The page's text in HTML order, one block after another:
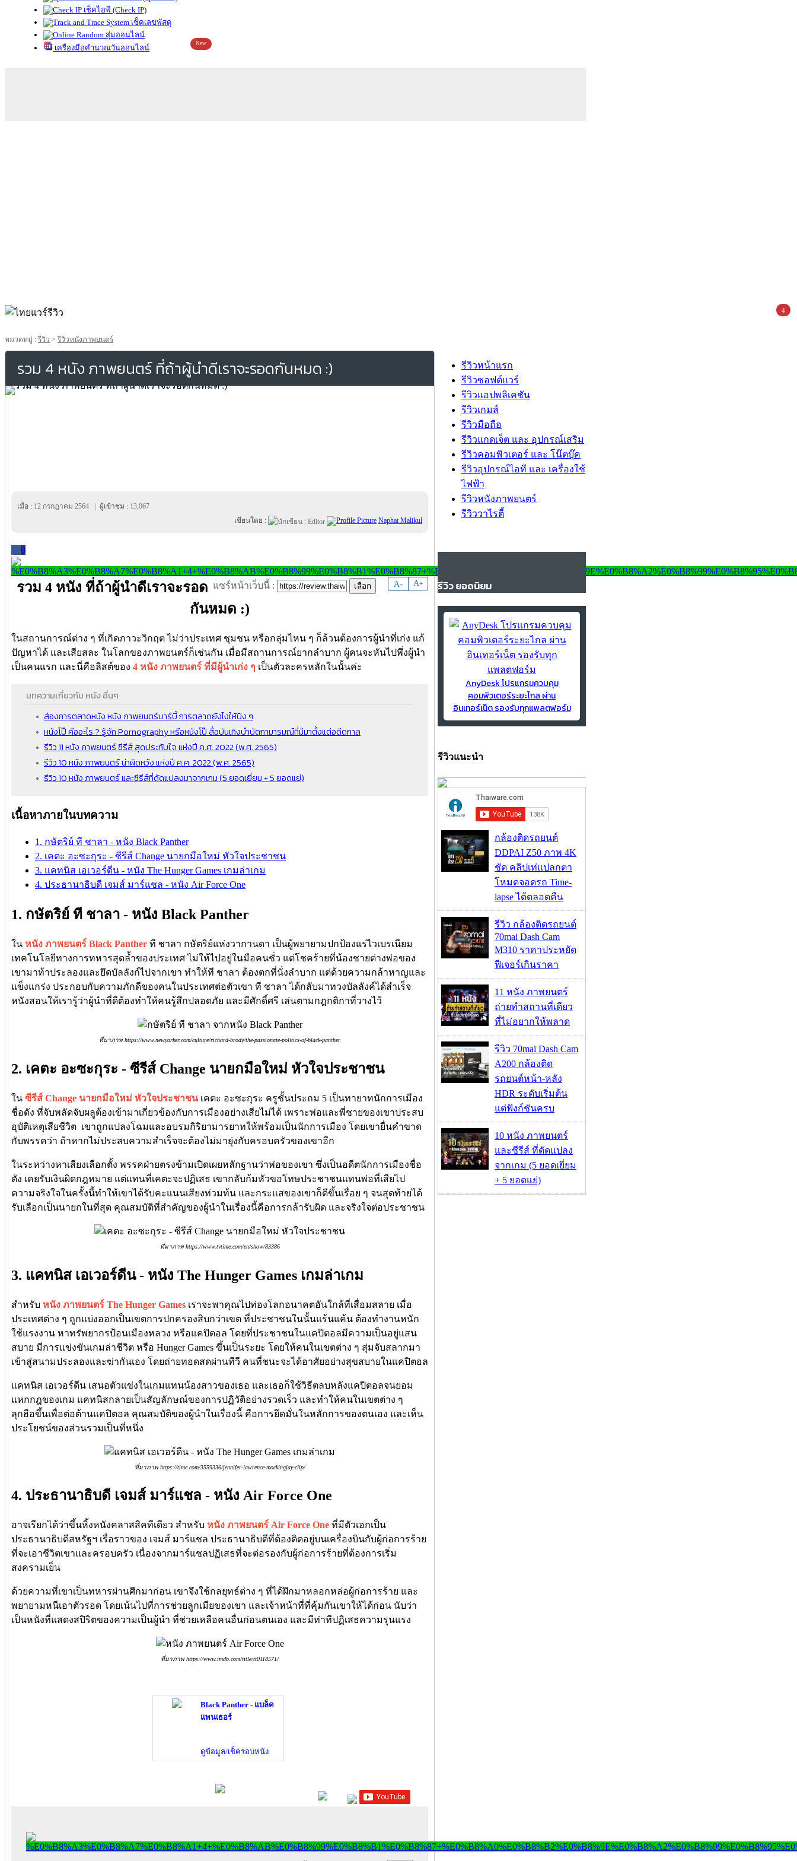
เช็คไอพี (Check IP)
เช็คเลขพัสดุ
สุ่มออนไลน์
เครื่องมือคำนวณวันออนไลน์
New
หมวดหมู่ :รีวิว >รีวิวหนังภาพยนตร์
รวม 4 หนัง ภาพยนตร์ ที่ถ้าผู้นำดีเราจะรอดกันหมด :)
เมื่อ : 12 กรกฎาคม 2564 ผู้เข้าชม : 13,067
เขียนโดย :
Naphat Malikul
0
A- A+
แชร์หน้าเว็บนี้ :
รวม 4 หนัง ที่ถ้าผู้นำดีเราจะรอด
กันหมด :)
ในสถานการณ์ต่าง ๆ ที่เกิดภาวะวิกฤต ไม่ว่าประเทศ ชุมชน หรือกลุ่มไหน ๆ ก็ล้วนต้องการผู้นำที่เก่ง แก้
ปัญหาได้ และเสียสละ ในโลกของภาพยนตร์ก็เช่นกัน เมื่อมีสถานการณ์ยากลำบาก ผู้คนจะหันไปพึ่งผู้นำ
เป็นคนแรก และนี่คือลิสต์ของ 4 หนัง ภาพยนตร์ ที่มีผู้นำเก่ง ๆ เป็นตัวละครหลักในนั้นค่ะ
บทความเกี่ยวกับ หนัง อื่นๆ
ส่องการตลาดหนัง หนัง ภาพยนตร์บาร์บี้ การตลาดยังไงให้ปัง ๆ
หนังโป๊ คืออะไร ? รู้จัก Pornography หรือหนังโป๊ สื่อบันเทิงบำบัดกามารมณ์ที่มีมาตั้งแต่อดีตกาล
รีวิว 11 หนัง ภาพยนตร์ ซีรีส์ สุดประทับใจ แห่งปี ค.ศ. 2022 (พ.ศ. 2565)
รีวิว 10 หนัง ภาพยนตร์ น่าผิดหวัง แห่งปี ค.ศ. 2022 (พ.ศ. 2565)
รีวิว 10 หนัง ภาพยนตร์ และซีรีส์ที่ดัดแปลงมาจากเกม (5 ยอดเยี่ยม + 5 ยอดแย่)
เนื้อหาภายในบทความ
1. กษัตริย์ ที ชาลา - หนัง Black Panther
2. เคตะ อะซะกุระ - ซีรีส์ Change นายกมือใหม่ หัวใจประชาชน
3. แคทนิส เอเวอร์ดีน - หนัง The Hunger Games เกมล่าเกม
4. ประธานาธิบดี เจมส์ มาร์แชล - หนัง Air Force One
1. กษัตริย์ ที ชาลา - หนัง Black Panther
ใน หนัง ภาพยนตร์ Black Panther ที ชาลา กษัตริย์แห่งวากานดา เป็นผู้พยายามปกป้องแร่ไวเบรเนียม
เทคโนโลยีทางการทหารสุดล้ำของประเทศ ไม่ให้ไปอยู่ในมือคนชั่ว แต่โชคร้ายที่น้องชายต่างพ่อของ
เขามาท้าประลองและยึดบัลลังก์ไปจากเขา ทำให้ที ชาลา ต้องตกที่นั่งลำบาก แต่ด้วยความกล้าหาญและ
แข็งแกร่ง ประกอบกับความภักดีของคนในประเทศต่อตัวเขา ที ชาลา ได้กลับมาทวงบัลลังค์ได้สำเร็จ
หนังสอนให้เรารู้ว่าผู้นำที่ดีต้องทำให้คนรู้สึกปลอดภัย และมีศักดิ์ศรี เล่นตามกฎกติกาที่วางไว้
ที่มาภาพ https://www.newyorker.com/culture/richard-brody/the-passionate-politics-of-black-panther
2. เคตะ อะซะกุระ - ซีรีส์ Change นายกมือใหม่ หัวใจประชาชน
ใน ซีรีส์ Change นายกมือใหม่ หัวใจประชาชนเคตะ อะซะกุระ ครูชั้นประถม 5 เป็นทายาทนักการเมือง
ชื่อดัง ที่จับพลัดจับผลูต้องเข้ามาเกี่ยวข้องกับการเมืองอย่างเสียไม่ได้ เพราะพ่อและพี่ชายของเขาประสบ
อุบัติเหตุเสียชีวิต เขาถูกแปลงโฉมและอบรมกิริยามารยาทให้พร้อมเป็นนักการเมือง โดยเขายื่นคำขาด
กับพรรคว่า ถ้าหากไม่ประสบความสำเร็จจะต้องไม่มายุ่งกับครอบครัวของเขาอีก
ในระหว่างหาเสียงเลือกตั้ง พรรคฝ่ายตรงข้ามเปิดเผยหลักฐานว่าพ่อของเขา ซึ่งเป็นอดีตนักการเมืองชื่อ
ดัง เคยรับเงินผิดกฎหมาย แต่แทนที่เคตะจะปฏิเสธ เขากลับก้มหัวขอโทษประชาชนแทนพ่อที่เสียไป
ความจริงใจในครั้งนี้ทำให้เขาได้รับคะแนนเสียงท่วมท้น และกระแสของเขาก็ดีขึ้นเรื่อย ๆ จนสุดท้ายได้
รับเลือกเป็นนายกในที่สุด คุณสมบัติที่สำคัญของผู้นำในเรื่องนี้คือการกล้ารับผิด และจริงใจต่อประชาชน
ที่มาภาพ https://www.tvtime.com/en/show/83386
3. แคทนิส เอเวอร์ดีน - หนัง The Hunger Games เกมล่าเกม
สำหรับ หนัง ภาพยนตร์ The Hunger Games เราจะพาคุณไปท่องโลกอนาคตอันใกล้ที่เสื่อมสลาย เมื่อ
ประเทศต่าง ๆ ถูกแบ่งออกเป็นเขตการปกครองสิบกว่าเขต ที่ประชาชนในนั้นแร้นแค้น ต้องทำงานหนัก
ใช้แรงงาน หาทรัพยากรป้อนเมืองหลวง หรือแคปิตอล โดยที่ประชาชนในแคปิตอลมีความเป็นอยู่แสน
สบาย มีการแข่งขันเกมล่าชีวิต หรือ Hunger Games ขึ้นเป็นระยะ โดยให้คนในเขตต่าง ๆ สุ่มจับสลากมา
เข้าสู่สนามประลองและฆ่ากันเอง โดยถ่ายทอดสดผ่านทีวี คนที่ชนะจะได้อาศัยอย่างสุขสบายในแคปิตอล
แคทนิส เอเวอร์ดีน เสนอตัวแข่งในเกมแทนน้องสาวของเธอ และเธอก็ใช้วิธีตลบหลังแคปิตอลจนยอม
แหกกฎของเกม แคทนิสกลายเป็นสัญลักษณ์ของการปฏิวัติอย่างรวดเร็ว และทำให้คนในเขตต่าง ๆ
ลุกฮือขึ้นเพื่อต่อต้านแคปิตอล คุณสมบัติของผู้นำในเรื่องนี้ คือการยึดมั่นในหลักการของตนเอง และเห็น
ประโยชน์ของส่วนรวมเป็นที่หนึ่ง
ที่มาภาพ https://time.com/3559336/jennifer-lawrence-mockingjay-clip/
4. ประธานาธิบดี เจมส์ มาร์แชล - หนัง Air Force One
อาจเรียกได้ว่าขึ้นหิ้งหนังคลาสสิคทีเดียว สำหรับ หนัง ภาพยนตร์ Air Force One ที่มีตัวเอกเป็น
ประธานาธิบดีสหรัฐฯ เรื่อราวของ เจมส์ มาร์แชล ประธานาธิบดีที่ต้องติดอยู่บนเครื่องบินกับผู้ก่อการร้าย
ที่จะเอาชีวิตเขาและครอบครัว เนื่องจากมาร์แชลปฏิเสธที่จะต่อรองกับผู้ก่อการร้ายที่ต้องการเริ่ม
สงครามเย็น
ด้วยความที่เขาเป็นทหารผ่านศึกมาก่อน เขาจึงใช้กลยุทธ์ต่าง ๆ ที่ได้ฝึกมาหลอกหล่อผู้ก่อการร้าย และ
พยายามหนีเอาตัวรอด โดยเน้นไปที่การช่วยลูกเมียของเขา และเจ้าหน้าที่ที่คุ้มกันเขาให้ได้ก่อน นับว่า
เป็นหนังที่แสดงสปิริตของความเป็นผู้นำ ที่ช่วยเหลือคนอื่นก่อนตนเอง และมีท่าทีปฏิเสธความรุนแรง
ที่มาภาพ https://www.imdb.com/title/tt0118571/
Black Panther - แบล็ค
แพนเธอร์
ดูข้อมูล/เช็ครอบหนัง
รีวิวหน้าแรก
รีวิวซอฟต์แวร์
รีวิวแอปพลิเคชัน
รีวิวเกมส์
รีวิวมือถือ
รีวิวแกดเจ็ต และ อุปกรณ์เสริม
รีวิวคอมพิวเตอร์ และ โน๊ตบุ๊ค
รีวิวอุปกรณ์ไอที และ เครื่องใช้
ไฟฟ้า
รีวิวหนังภาพยนตร์
รีวิววาไรตี้
รีวิว ยอดนิยม
AnyDesk โปรแกรมควบคุม
คอมพิวเตอร์ระยะไกล ผ่าน
อินเทอร์เน็ต รองรับทุกแพลตฟอร์ม
รีวิวแนะนำ
กล้องติดรถยนต์
DDPAI Z50 ภาพ 4K
ชัด คลิปเท่แปลกตา
โหมดจอดรถ Time-
lapse ได้ตลอดคืน
รีวิว กล้องติดรถยนต์
70mai Dash Cam
M310 ราคาประหยัด
ฟีเจอร์เกินราคา
11 หนัง ภาพยนตร์
ถ่ายทำสถานที่เดียว
ที่ไม่อยากให้พลาด
รีวิว 70mai Dash Cam
A200 กล้องติด
รถยนต์หน้า-หลัง
HDR ระดับเริ่มต้น
แต่ฟังก์ชันครบ
10 หนัง ภาพยนตร์
และซีรีส์ ที่ดัดแปลง
จากเกม (5 ยอดเยี่ยม
+ 5 ยอดแย่)
4